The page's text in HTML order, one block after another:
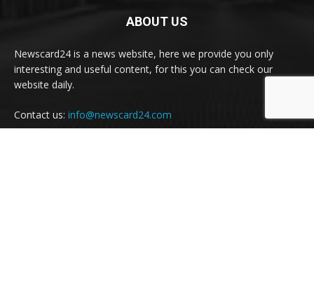
ABOUT US
Newscard24 is a news website, here we provide you only
interesting and useful content, for this you can check our
website daily.
Contact us: info@newscard24.com